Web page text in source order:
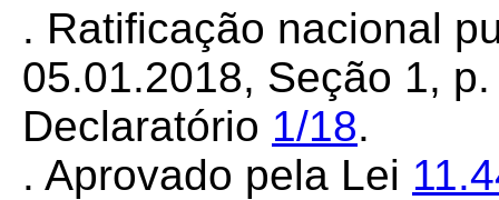
. Ratificação nacional
05.01.2018, Seção 1,
Declaratório 1/18.
. Aprovado pela Lei